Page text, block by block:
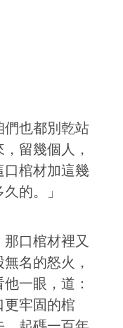
們也都別乾站
留幾個人，
口棺材加這幾
的。」
口棺材裡又
名的怒火，
一眼，道：
更牢固的棺